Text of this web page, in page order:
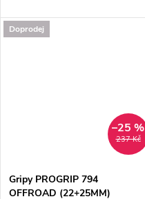
Doprodej
237 Kč
–25 %
Gripy PROGRIP 794
OFFROAD (22+25MM)